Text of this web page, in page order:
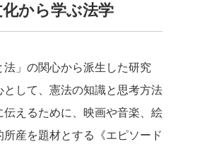
化から学ぶ法学
法」の関心から派生した研究
として、憲法の知識と思考方法
伝えるために、映画や音楽、絵
所産を題材とする《エピソード